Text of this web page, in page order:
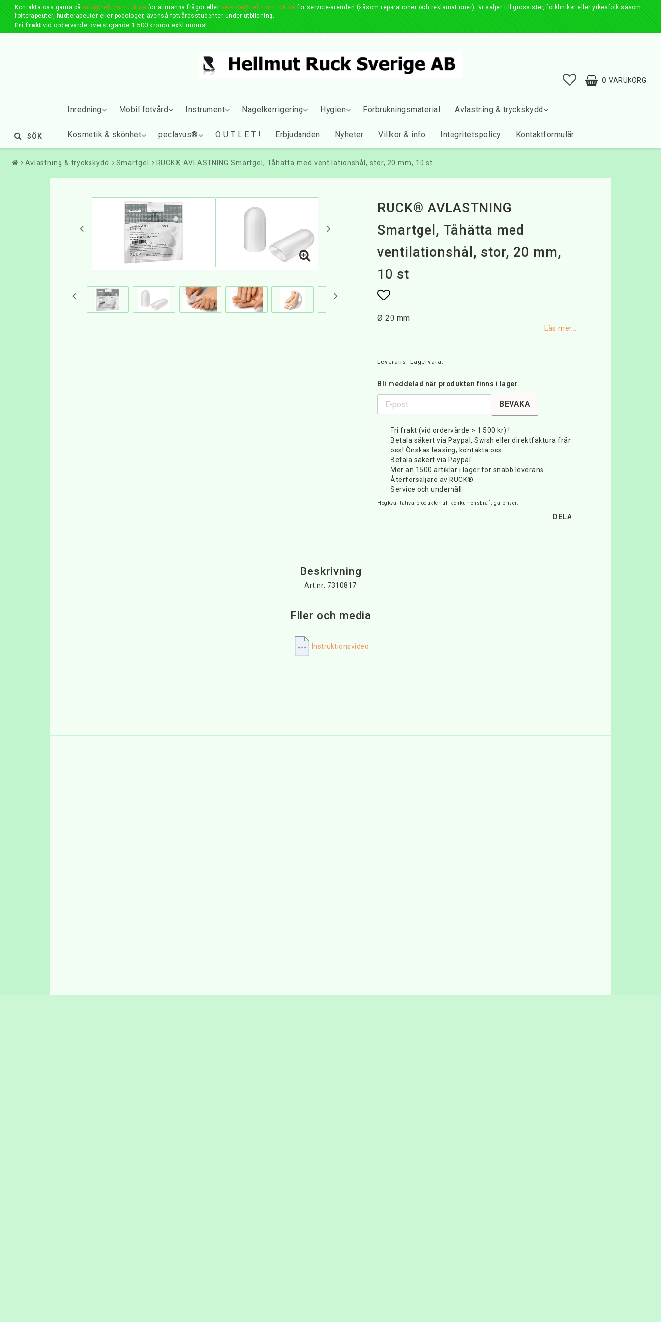
Kontakta oss gärna på info@hellmut-ruck.se för allmänna frågor eller service@hellmut-ruck.se för service-ärenden (såsom reparationer och reklamationer). Vi säljer till grossister, fotkliniker eller yrkesfolk såsom
fotterapeuter, hudterapeuter eller podologer, ävenså fotvårdsstudenter under utbildning.
Fri frakt vid ordervärde överstigande 1 500 kronor exkl moms!
0 VARUKORG
Inredning Mobil fotvård Instrument Nagelkorrigering Hygien Förbrukningsmaterial Avlastning & tryckskydd
Kosmetik & skönhet peclavus® O U T L E T ! Erbjudanden Nyheter Villkor & info Integritetspolicy Kontaktformulär
SÖK
Avlastning & tryckskydd Smartgel RUCK® AVLASTNING Smartgel, Tåhätta med ventilationshål, stor, 20 mm, 10 st
RUCK® AVLASTNING
Smartgel, Tåhätta med
ventilationshål, stor, 20 mm,
10 st
Lägg till i favoritlistan
Ø 20 mm
Läs mer...
Leverans: Lagervara.
Bli meddelad när produkten finns i lager.
BEVAKA
Fri frakt (vid ordervärde > 1 500 kr) !
Betala säkert via Paypal, Swish eller direktfaktura från
oss! Önskas leasing, kontakta oss.
Betala säkert via Paypal
Mer än 1500 artiklar i lager för snabb leverans
Återförsäljare av RUCK®
Service och underhåll
Högkvalitativa produkter till konkurrenskraftiga priser.
DELA
Beskrivning
Art.nr: 7310817
Filer och media
Instruktionsvideo